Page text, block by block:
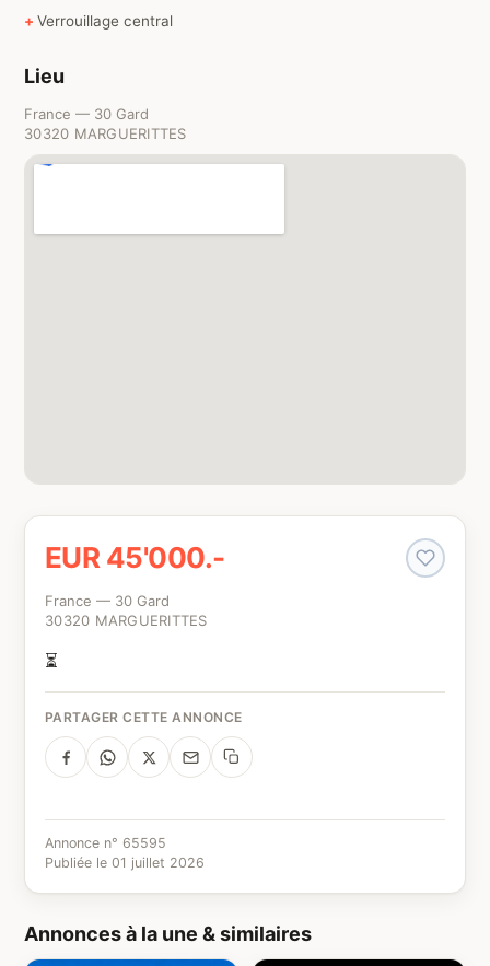
Verrouillage central
Lieu
France — 30 Gard
30320 MARGUERITTES
EUR 45'000.-
France — 30 Gard
30320 MARGUERITTES
⏳
PARTAGER CETTE ANNONCE
Annonce n° 65595
Publiée le 01 juillet 2026
Annonces à la une & similaires